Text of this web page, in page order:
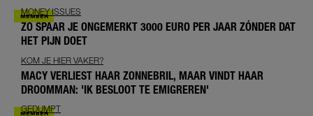
MONEY ISSUES
ZO SPAAR JE ONGEMERKT 3000 EURO PER JAAR ZÓNDER DAT
HET PIJN DOET
KOM JE HIER VAKER?
MACY VERLIEST HAAR ZONNEBRIL, MAAR VINDT HAAR
DROOMMAN: 'IK BESLOOT TE EMIGREREN'
GEDUMPT